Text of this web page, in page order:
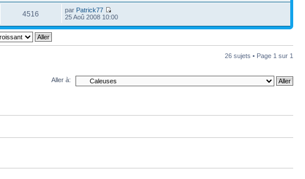
4516 par Patrick77
25 Aoû 2008 10:00
26 sujets • Page 1 sur 1
Aller à: